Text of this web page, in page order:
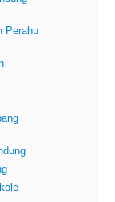
Perahu